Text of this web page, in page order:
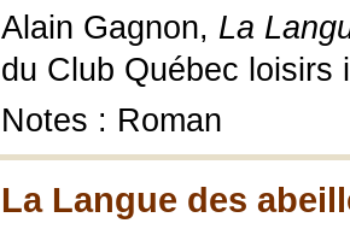
Alain Gagnon, La
du Club Québec loisirs
Notes : Roman
La Langue des